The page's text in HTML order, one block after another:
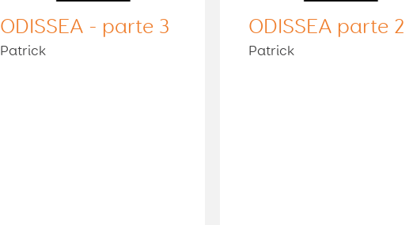
ODISSEA - parte 3
Patrick
ODISSEA parte 2
Patrick